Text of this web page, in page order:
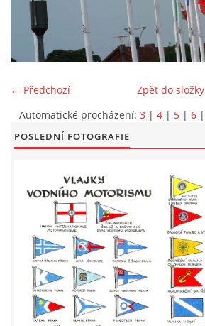
LODĚNICE A OKOLÍ
PLOVOUCÍ LODĚNICE
UŽITEČNÉ ODKAZY
KONTAKTY
VSTUP PRO ČLENY
← Předchozí
Zpět do složky
Automatické procházení: 3 | 4 | 5 | 6 |
POSLEDNÍ FOTOGRAFIE